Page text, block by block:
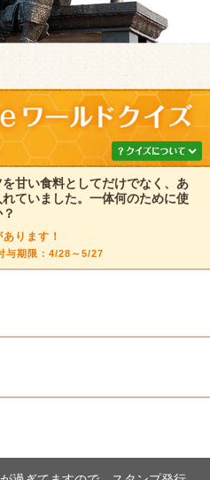
甘い食料としてだけでなく、あ
ていました。一体何のために使
ります！
与期限：4/28～5/27